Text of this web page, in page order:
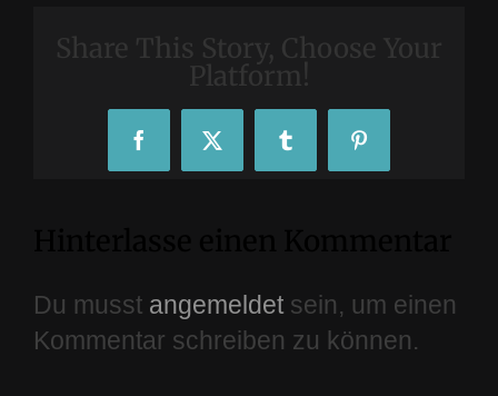
Share This Story, Choose Your
Platform!
FacebookX Tumblr Pinterest
Du musst angemeldet sein, um einen
Kommentar schreiben zu können.